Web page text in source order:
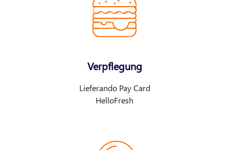
Verpflegung
Lieferando Pay Card
HelloFresh